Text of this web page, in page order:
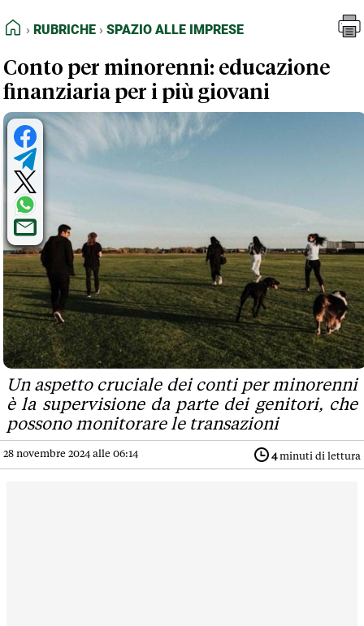
FEED RSS
NORMATIVE DEONTOLOGICHE
TERMINI e CONDIZIONI
Rubriche
Spazio alle Imprese
HOME
RUBRICHE SPAZIO ALLE IMPRESE
Conto per minorenni: educazione
finanziaria per i più giovani
Un aspetto cruciale dei conti per minorenni
è la supervisione da parte dei genitori, che
possono monitorare le transazioni
28 novembre 2024 alle 06:14 4minuti di lettura